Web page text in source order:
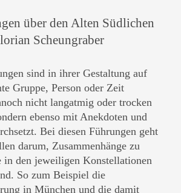
über den Alten Südlichen
Scheungraber
sind in ihrer Gestaltung auf
Gruppe, Person oder Zeit
nicht langatmig oder trocken
ebenso mit Anekdoten und
Bei diesen Führungen geht
darum, Zusammenhänge zu
in den jeweiligen Konstellationen
So zum Beispiel die
in München und die damit